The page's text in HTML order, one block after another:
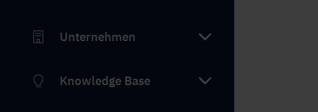
Unternehmen
Knowledge Base